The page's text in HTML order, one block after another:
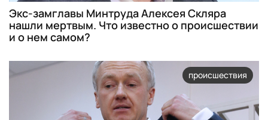
Экс-замглавы Минтруда Алексея Скляра
нашли мертвым. Что известно о происшествии
и о нем самом?
происшествия